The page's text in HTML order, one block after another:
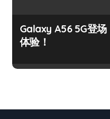
Galaxy A56 5G登场
体验！